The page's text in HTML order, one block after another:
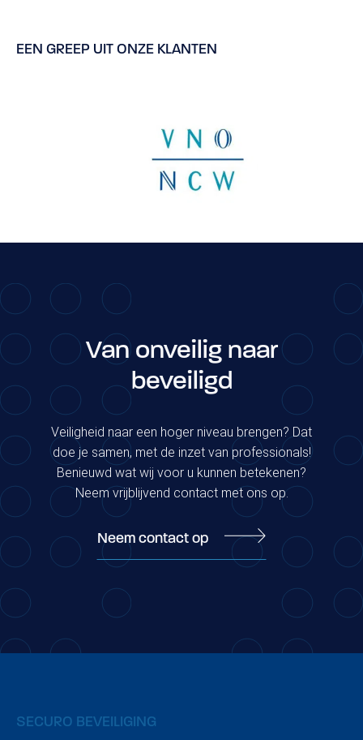
EEN GREEP UIT ONZE KLANTEN
Van onveilig naar
beveiligd
Veiligheid naar een hoger niveau brengen? Dat
doe je samen, met de inzet van professionals!
Benieuwd wat wij voor u kunnen betekenen?
Neem vrijblijvend contact met ons op.
Neem contact op
SECURO BEVEILIGING